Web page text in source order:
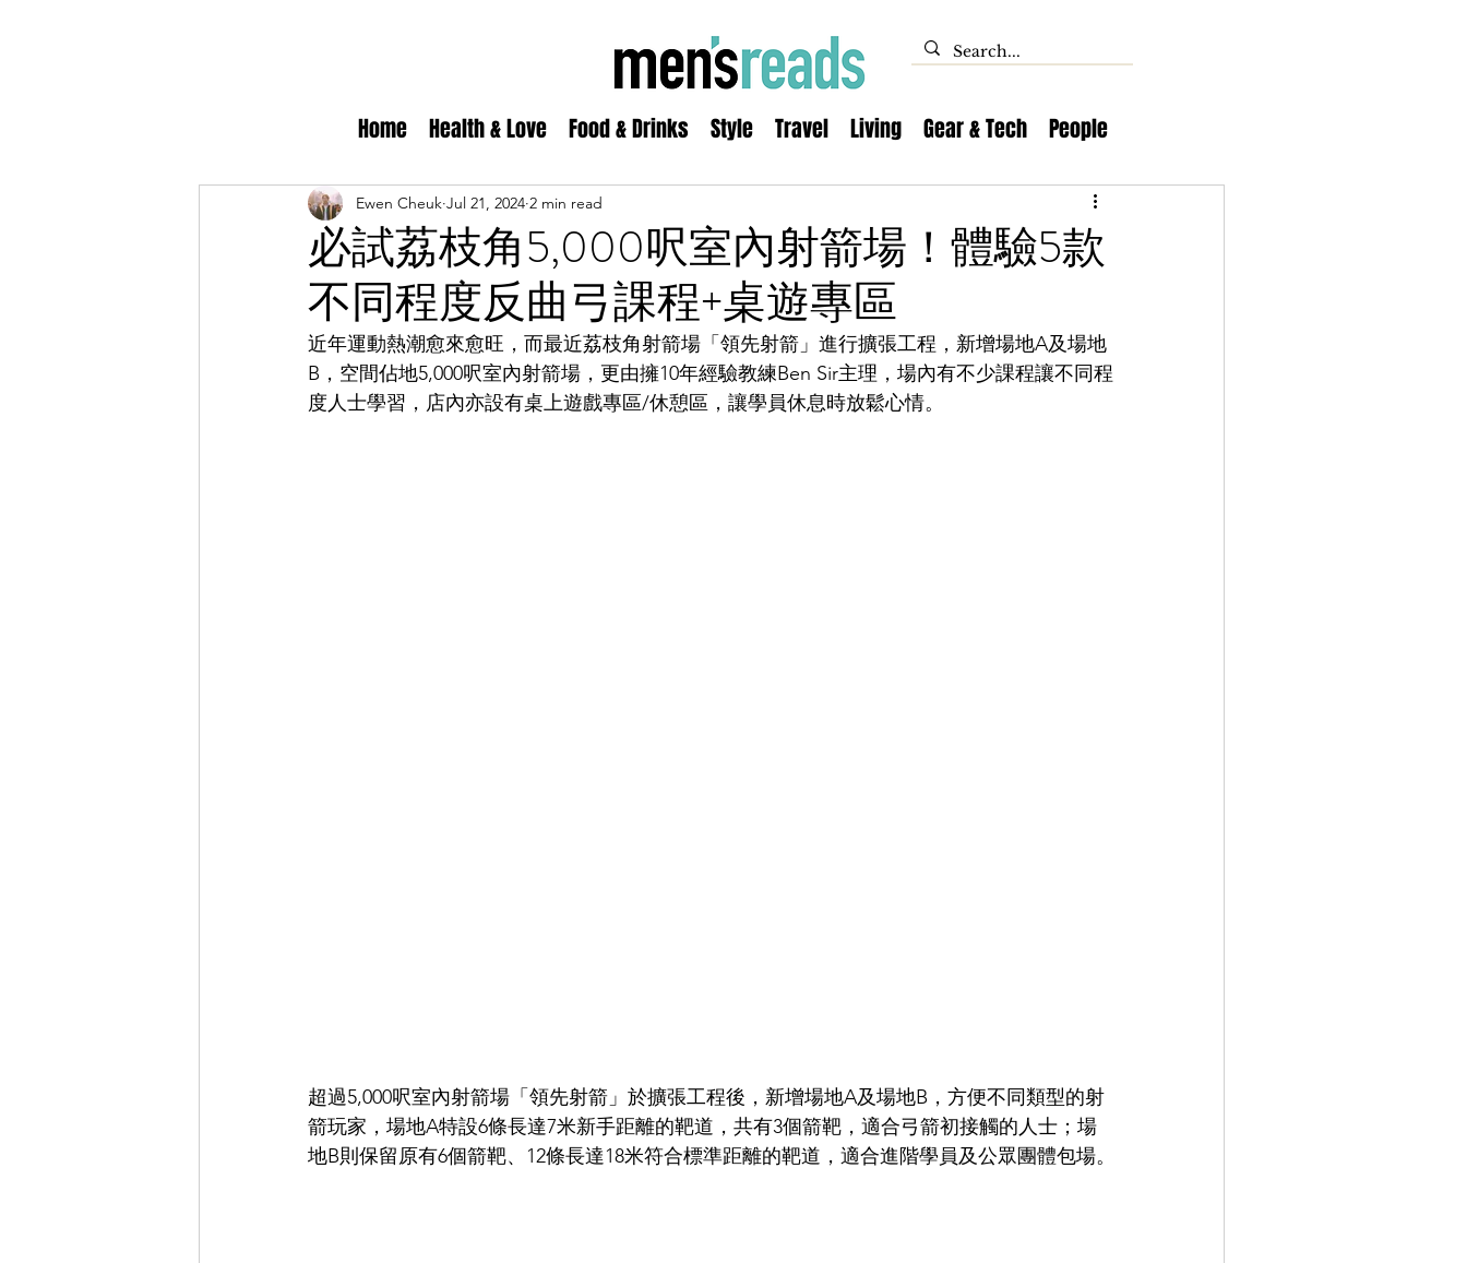
Home Health & Love Food & Drinks Style Travel Living Gear & Tech People
必試荔枝角5,000呎室內射箭場！體驗5款
不同程度反曲弓課程+桌遊專區
Ewen Cheuk Jul 21, 2024 2 min read
近年運動熱潮愈來愈旺，而最近荔枝角射箭場「領先射箭」進行擴張工程，新增場地A及場地
B，空間佔地5,000呎室內射箭場，更由擁10年經驗教練Ben Sir主理，場內有不少課程讓不同程
度人士學習，店內亦設有桌上遊戲專區/休憩區，讓學員休息時放鬆心情。
超過5,000呎室內射箭場「領先射箭」於擴張工程後，新增場地A及場地B，方便不同類型的射
箭玩家，場地A特設6條長達7米新手距離的靶道，共有3個箭靶，適合弓箭初接觸的人士；場
地B則保留原有6個箭靶、12條長達18米符合標準距離的靶道，適合進階學員及公眾團體包場。